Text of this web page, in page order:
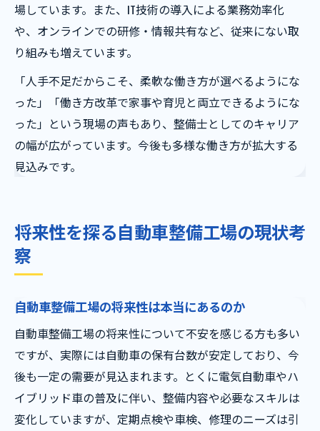
場しています。また、IT技術の導入による業務効率化
や、オンラインでの研修・情報共有など、従来にない取
り組みも増えています。
「人手不足だからこそ、柔軟な働き方が選べるようにな
った」「働き方改革で家事や育児と両立できるようにな
った」という現場の声もあり、整備士としてのキャリア
の幅が広がっています。今後も多様な働き方が拡大する
見込みです。
将来性を探る自動車整備工場の現状考
察
自動車整備工場の将来性は本当にあるのか
自動車整備工場の将来性について不安を感じる方も多い
ですが、実際には自動車の保有台数が安定しており、今
後も一定の需要が見込まれます。とくに電気自動車やハ
イブリッド車の普及に伴い、整備内容や必要なスキルは
変化していますが、定期点検や車検、修理のニーズは引